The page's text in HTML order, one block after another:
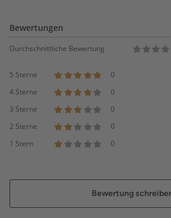
Bewertungen
Durchschnittliche Bewertung
5 Sterne
0
4 Sterne
0
3 Sterne
0
2 Sterne
0
1 Stern
0
Bewertung